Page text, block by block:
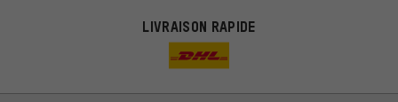
LIVRAISON RAPIDE
pertinentes. Les cookies de marketing nous aident à identifier tes
intérêts et à te présenter des offres et des conseils sur mesure.